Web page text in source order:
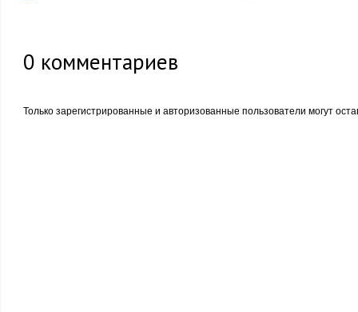
0 комментариев
Только зарегистрированные и авторизованные пользователи могут